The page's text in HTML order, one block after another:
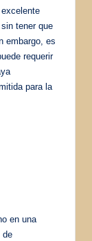
tener que
embargo, es
requerir
para la
en una
de